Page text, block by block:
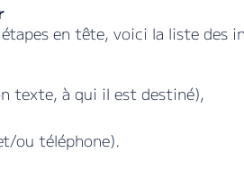
en tête, voici la liste des
texte, à qui il est destiné),
ou téléphone).